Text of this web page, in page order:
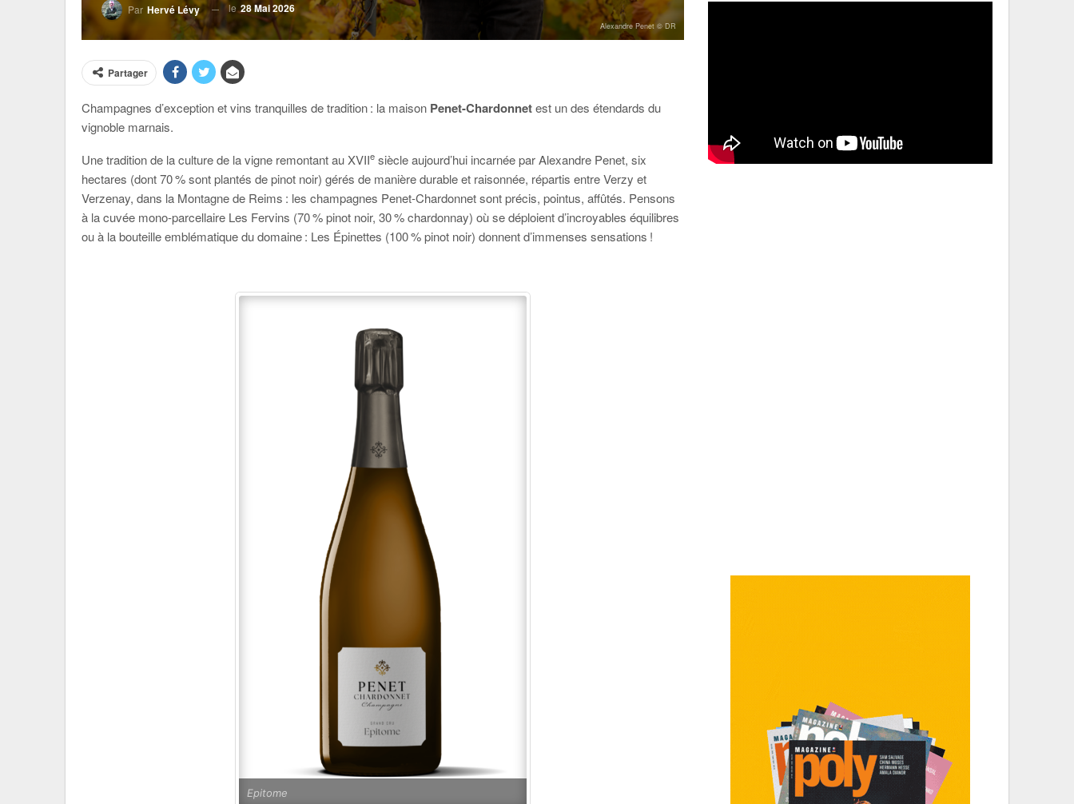
Par Hervé Lévy le28 Mai 2026
Alexandre Penet © DR
Partager
Champagnes d’exception et vins tranquilles de tradition : la maison Penet-Chardonnetest un des étendards du
vignoble marnais.
Une tradition de la culture de la vigne remontant au XVIIe siècle aujourd’hui incarnée par Alexandre Penet, six
hectares (dont 70 % sont plantés de pinot noir) gérés de manière durable et raisonnée, répartis entre Verzy et
Verzenay, dans la Montagne de Reims : les champagnes Penet-Chardonnet sont précis, pointus, affûtés. Pensons
à la cuvée mono-parcellaire Les Fervins (70 % pinot noir, 30 % chardonnay) où se déploient d’incroyables équilibres
ou à la bouteille emblématique du domaine : Les Épinettes (100 % pinot noir) donnent d’immenses sensations !
Epitome